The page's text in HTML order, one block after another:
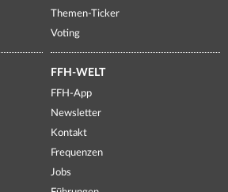
Themen-Ticker
Voting
FFH-WELT
FFH-App
Newsletter
Kontakt
Frequenzen
Jobs